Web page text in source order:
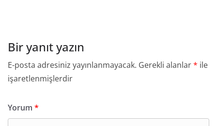
Bir yanıt yazın
E-posta adresiniz yayınlanmayacak. Gerekli alanlar* ile
işaretlenmişlerdir
Yorum *